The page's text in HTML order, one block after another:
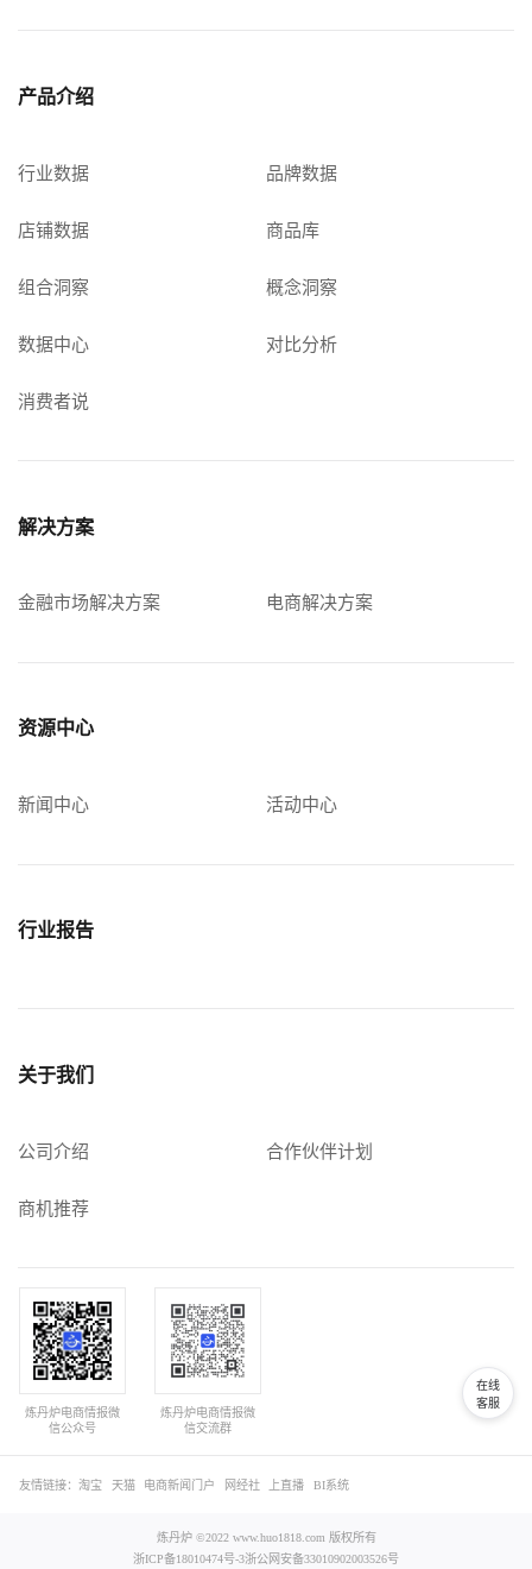
产品介绍
行业数据 品牌数据
店铺数据 商品库
组合洞察 概念洞察
数据中心 对比分析
消费者说
解决方案
金融市场解决方案 电商解决方案
资源中心
新闻中心 活动中心
行业报告
关于我们
公司介绍 合作伙伴计划
商机推荐
炼丹炉电商情报微
信公众号
炼丹炉电商情报微
信交流群
友情链接：淘宝 天猫 电商新闻门户 网经社 上直播 BI系统
炼丹炉 ©2022 www.huo1818.com 版权所有
浙ICP备18010474号-3浙公网安备33010902003526号
在线
客服